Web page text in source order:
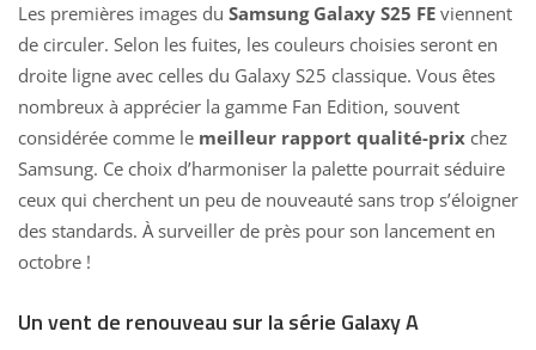
Les premières images du Samsung Galaxy S25 FE viennent
de circuler. Selon les fuites, les couleurs choisies seront en
droite ligne avec celles du Galaxy S25 classique. Vous êtes
nombreux à apprécier la gamme Fan Edition, souvent
considérée comme le meilleur rapport qualité-prix chez
Samsung. Ce choix d’harmoniser la palette pourrait séduire
ceux qui cherchent un peu de nouveauté sans trop s’éloigner
des standards. Àsurveiller de près pour son lancement en
octobre !
Un vent de renouveau sur la série Galaxy A